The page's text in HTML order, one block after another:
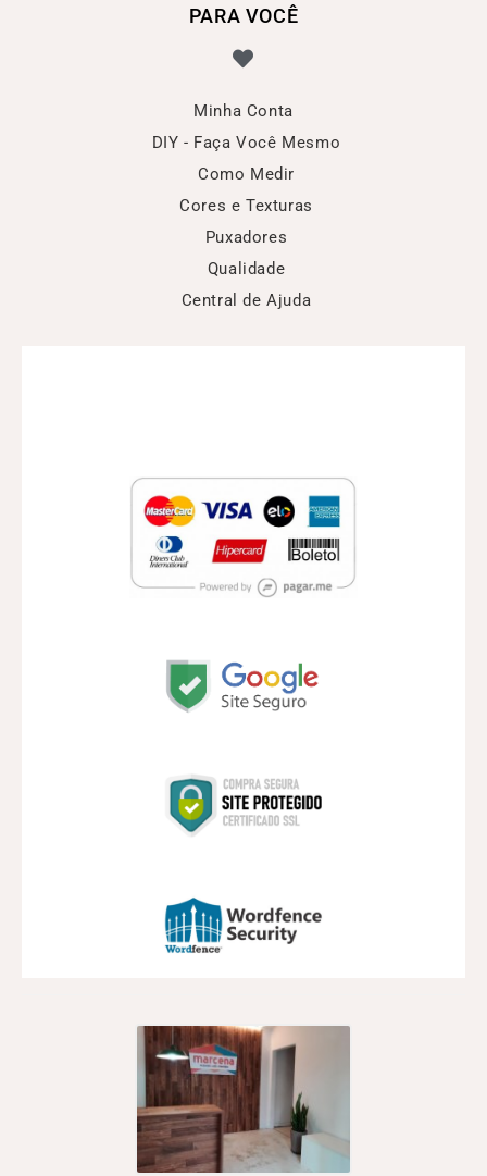
PARA VOCÊ
Minha Conta
DIY - Faça Você Mesmo
Como Medir
Cores e Texturas
Puxadores
Qualidade
Central de Ajuda